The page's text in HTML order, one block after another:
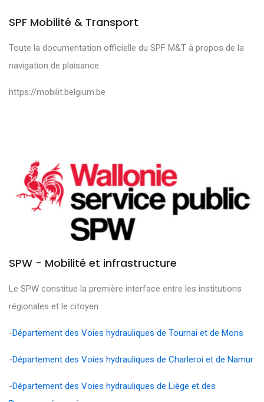
SPF Mobilité & Transport
Toute la documentation officielle du SPF M&T à propos de la
navigation de plaisance.
https://mobilit.belgium.be
SPW - Mobilité et infrastructure
Le SPW constitue la première interface entre les institutions
régionales et le citoyen.
-Département des Voies hydrauliques de Tournai et de Mons
-Département des Voies hydrauliques de Charleroi et de Namur
-Département des Voies hydrauliques de Liège et des